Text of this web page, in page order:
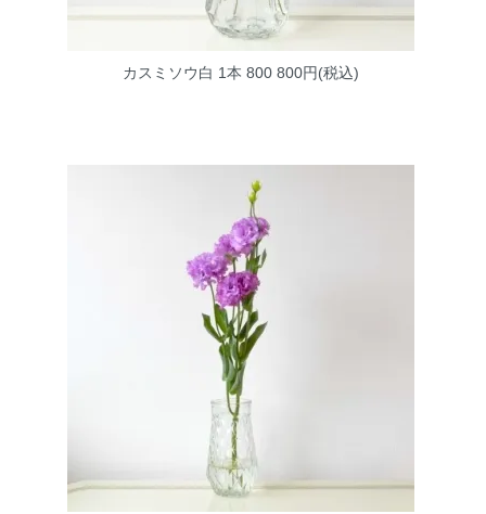
カスミソウ白 1本 800800円(税込)